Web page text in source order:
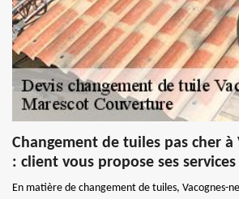
Changement de tuiles pas cher à
: client vous propose ses services
En matière de changement de tuiles, Vacognes-